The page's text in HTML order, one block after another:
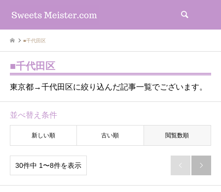
■千代田区
■千代田区
東京都→千代田区に絞り込んだ記事一覧でございます。
並べ替え条件
新しい順 古い順 閲覧数順
30件中 1〜8件を表示  